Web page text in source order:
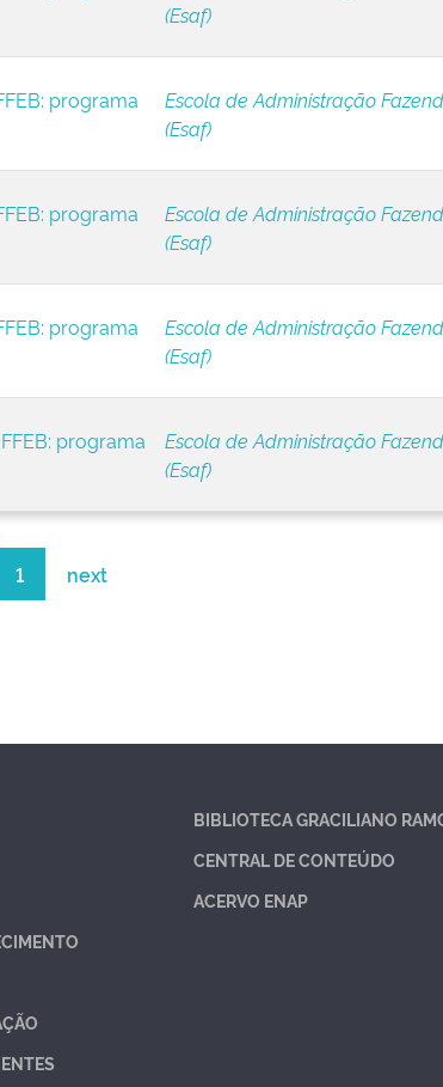
(Esaf)
programa
Escola de Administração
(Esaf)
programa
Escola de Administração
(Esaf)
programa
Escola de Administração
(Esaf)
programa
Escola de Administração
(Esaf)
1 next
BIBLIOTECA GRACILIANO
CENTRAL DE CONTEÚDO
ACERVO ENAP